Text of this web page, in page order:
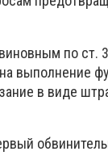
по
выполнение
в виде